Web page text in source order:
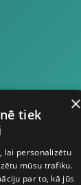
×
tiek
lai personalizētu
mūsu trafiku.
par to, kā jūs